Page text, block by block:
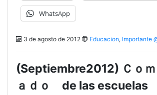
WhatsApp
3 de agosto de 2012 Educacion, Importante
(Septiembre2012) Ｃｏｍ
ａｄｏ de las escuelas